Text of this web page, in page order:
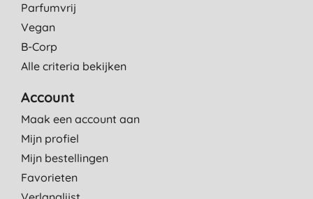
Parfumvrij
Vegan
B-Corp
Alle criteria bekijken
Account
Maak een account aan
Mijn profiel
Mijn bestellingen
Favorieten